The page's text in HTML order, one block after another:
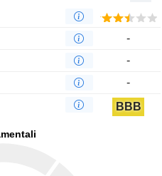
-
-
-
BBB